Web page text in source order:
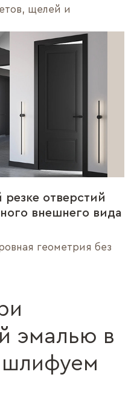
щелей и
резке отверстий
внешнего вида
геометрия без
эмалью в
шлифуем